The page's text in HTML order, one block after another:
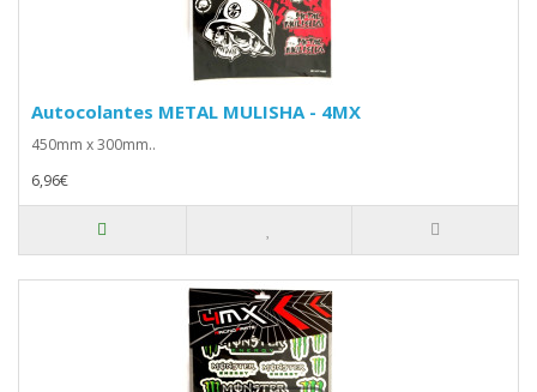
Autocolantes METAL MULISHA - 4MX
450mm x 300mm..
6,96€